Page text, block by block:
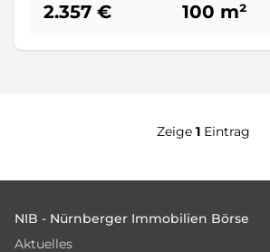
2.357 € 100 m²
Zeige 1Eintrag
NIB - Nürnberger Immobilien Börse
Aktuelles